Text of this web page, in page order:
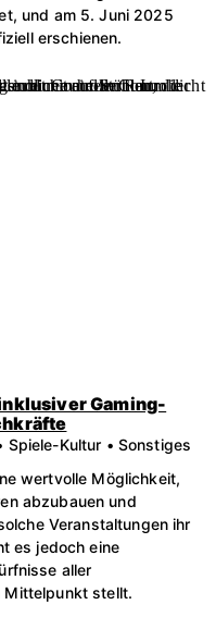
und am 5. Juni 2025
erschienen.
Gaming-
Kultur • Sonstiges
wertvolle Möglichkeit,
abzubauen und
Veranstaltungen ihr
es jedoch eine
aller
Mittelpunkt stellt.